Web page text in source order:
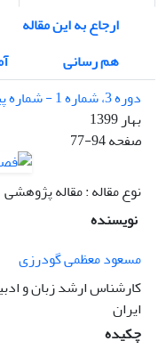
ارجاع به این مقاله
هم رسانی
دوره 3، شماره 1 - شماره پیاپی 6
بهار 1399
صفحه77-94
نوع مقاله : مقاله پژوهشی
نویسنده
مسعود معظمی گودرزی
کارشناس ارشد زبان و
ایران
چکیده